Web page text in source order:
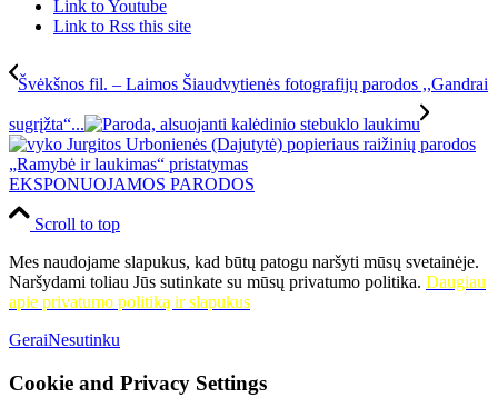
Link to Youtube
Link to Rss this site
Švėkšnos fil. – Laimos Šiaudvytienės fotografijų parodos ,,Gandrai
sugrįžta“...
EKSPONUOJAMOS PARODOS
Scroll to top
Mes naudojame slapukus, kad būtų patogu naršyti mūsų svetainėje.
Naršydami toliau Jūs sutinkate su mūsų privatumo politika. Daugiau
apie privatumo politiką ir slapukus
GeraiNesutinku
Cookie and Privacy Settings